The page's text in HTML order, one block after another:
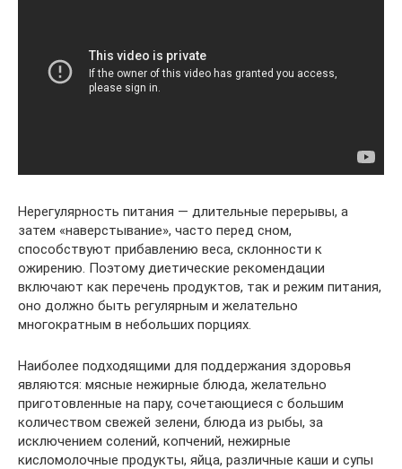
Нерегулярность питания — длительные перерывы, а
затем «наверстывание», часто перед сном,
способствуют прибавлению веса, склонности к
ожирению. Поэтому диетические рекомендации
включают как перечень продуктов, так и режим питания,
оно должно быть регулярным и желательно
многократным в небольших порциях.
Наиболее подходящими для поддержания здоровья
являются: мясные нежирные блюда, желательно
приготовленные на пару, сочетающиеся с большим
количеством свежей зелени, блюда из рыбы, за
исключением солений, копчений, нежирные
кисломолочные продукты, яйца, различные каши и супы